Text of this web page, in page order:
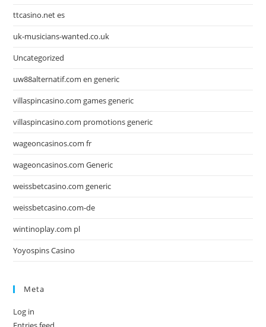
ttcasino.net es
uk-musicians-wanted.co.uk
Uncategorized
uw88alternatif.com en generic
villaspincasino.com games generic
villaspincasino.com promotions generic
wageoncasinos.com fr
wageoncasinos.com Generic
weissbetcasino.com generic
weissbetcasino.com-de
wintinoplay.com pl
Yoyospins Casino
Meta
Log in